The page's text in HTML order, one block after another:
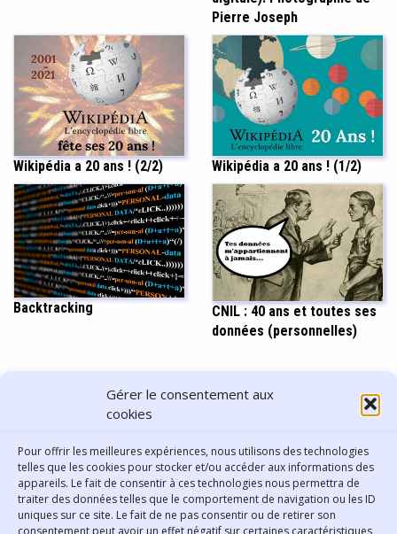
Gérer le consentement aux
cookies
Pour offrir les meilleures expériences, nous utilisons des technologies
telles que les cookies pour stocker et/ou accéder aux informations des
appareils. Le fait de consentir à ces technologies nous permettra de
traiter des données telles que le comportement de navigation ou les ID
uniques sur ce site. Le fait de ne pas consentir ou de retirer son
consentement peut avoir un effet négatif sur certaines caractéristiques
Pierre Joseph
Wikipédia a 20 ans ! (2/2) Wikipédia a 20 ans ! (1/2)
Backtracking
CNIL : 40 ans et toutes ses
données (personnelles)
PARTAGER CET ARTICLE